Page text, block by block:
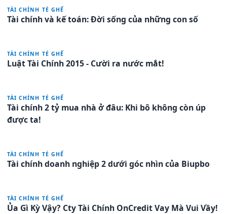
TÀI CHÍNH TÉ GHẾ
Tài chính và kế toán: Đời sống của những con số
TÀI CHÍNH TÉ GHẾ
Luật Tài Chính 2015 - Cười ra nước mắt!
TÀI CHÍNH TÉ GHẾ
Tài chính 2 tỷ mua nhà ở đâu: Khi bô không còn úp
được ta!
TÀI CHÍNH TÉ GHẾ
Tài chính doanh nghiệp 2 dưới góc nhìn của Biupbo
TÀI CHÍNH TÉ GHẾ
Ủa Gì Kỳ Vậy? Cty Tài Chính OnCredit Vay Mà Vui Vầy!